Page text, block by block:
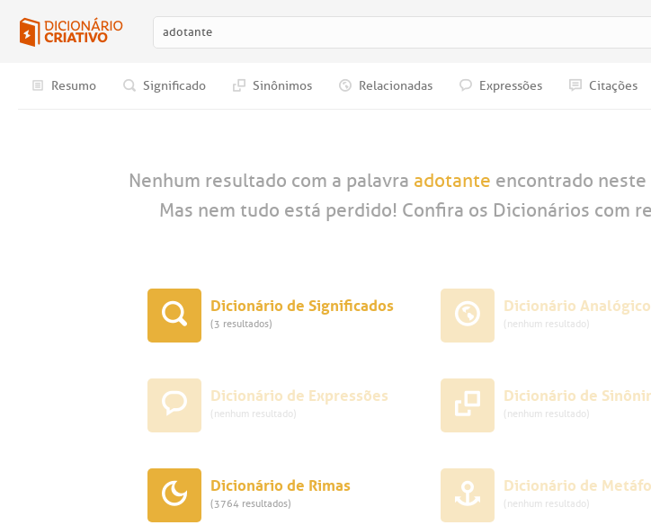
Resumo Significado Sinônimos Relacionadas Expressões Citações
Nenhum resultado com a palavra adotante encontrado
Mas nem tudo está perdido! Confira os Dicionários com
Dicionário de Significados
(3 resultados)
Dicionário Analógico
(nenhum resultado)
Dicionário de Expressões
(nenhum resultado)
Dicionário de
(nenhum resultado)
Dicionário de Rimas
(3764 resultados)
Dicionário de
(nenhum resultado)